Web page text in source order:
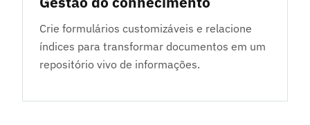
Crie formulários customizáveis e relacione
índices para transformar documentos em um
repositório vivo de informações.